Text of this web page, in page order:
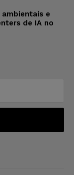
e
de IA no